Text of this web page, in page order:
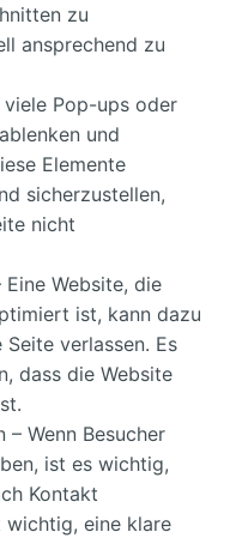
zu
ansprechend zu
viele Pop-ups oder
und
Elemente
sicherzustellen,
nicht
Website, die
ist, kann dazu
verlassen. Es
dass die Website
– Wenn Besucher
ist es wichtig,
Kontakt
wichtig, eine klare